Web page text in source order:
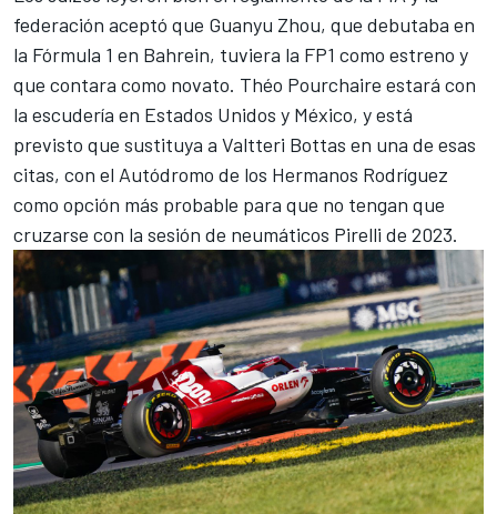
federación aceptó que Guanyu Zhou, que debutaba en
la Fórmula 1 en Bahrein, tuviera la FP1 como estreno y
que contara como novato. Théo Pourchaire estará con
la escudería en Estados Unidos y México, y está
previsto que sustituya a Valtteri Bottas en una de esas
citas, con el Autódromo de los Hermanos Rodríguez
como opción más probable para que no tengan que
cruzarse con la sesión de neumáticos Pirelli de 2023.